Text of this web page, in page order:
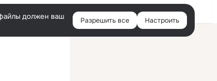
Войти
должен ваш
Разрешить все Настроить